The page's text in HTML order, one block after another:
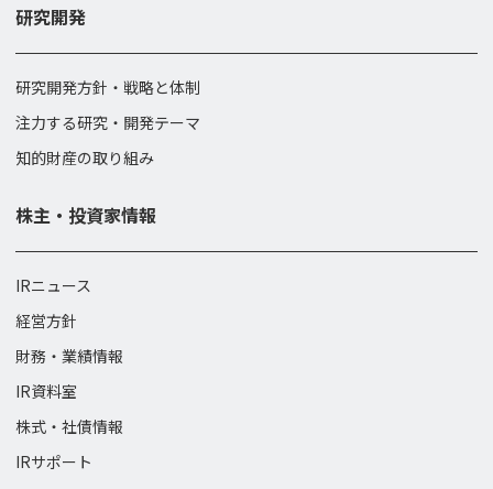
研究開発
研究開発方針・戦略と体制
注力する研究・開発テーマ
知的財産の取り組み
株主・投資家情報
IRニュース
経営方針
財務・業績情報
IR資料室
株式・社債情報
IRサポート